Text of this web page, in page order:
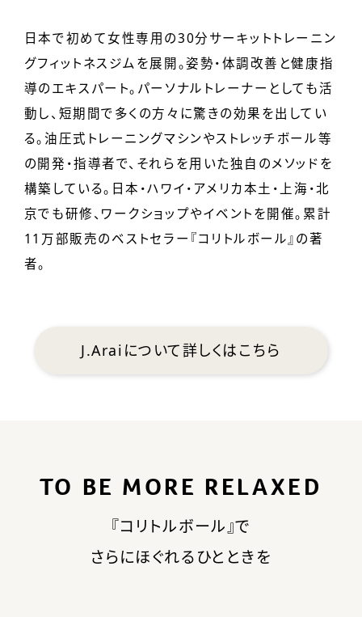
日本で初めて女性専用の30分サーキットトレーニン
グフィットネスジムを展開。姿勢・体調改善と健康指
導のエキスパート。パーソナルトレーナーとしても活
動し、短期間で多くの方々に驚きの効果を出してい
る。油圧式トレーニングマシンやストレッチボール等
の開発・指導者で、それらを用いた独自のメソッドを
構築している。 日本・ハワイ・アメリカ本土・上海・北
京でも研修、ワークショップやイベントを開催。 累計
11万部販売のベストセラー『コリトルボール』の著
者。
J.Araiについて詳しくはこちら
TO BE MORE RELAXED
『コリトルボール』で
さらにほぐれるひとときを